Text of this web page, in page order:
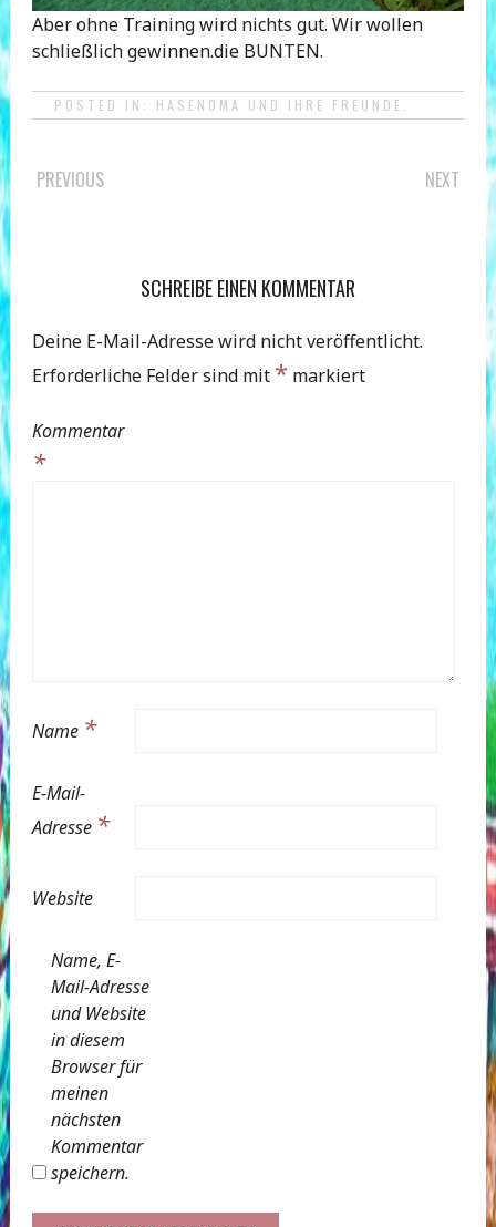
Aber ohne Training wird nichts gut. Wir wollen
schließlich gewinnen.die BUNTEN.
POSTED IN: HASENOMA UND IHRE FREUNDE
POST
PREVIOUS NEXT
SCHREIBE EINEN KOMMENTAR
Deine E-Mail-Adresse wird nicht veröffentlicht.
Erforderliche Felder sind mit * markiert
Kommentar
*
Name *
E-Mail-
Adresse *
Website
Name, E-
Mail-Adresse
und Website
in diesem
Browser für
meinen
nächsten
Kommentar
speichern.